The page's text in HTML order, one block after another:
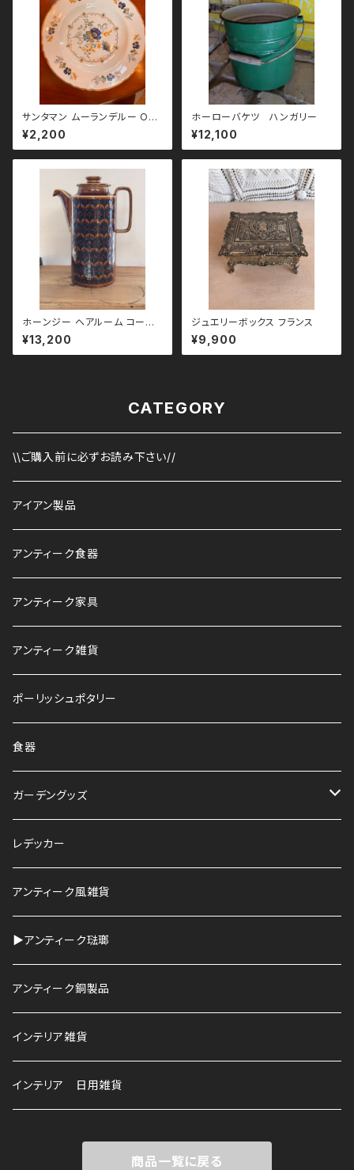
サンタマン ムーランデルー OR
CHIES 1960`s スープ皿
¥2,200
ホーローバケツ ハンガリー
¥12,100
ホーンジー ヘアルーム コーヒ
ーポット エアルーム
¥13,200
ジュエリーボックス フランス
¥9,900
CATEGORY
\\ご購入前に必ずお読み下さい//
アイアン製品
アンティーク食器
アンティーク家具
アンティーク雑貨
ポーリッシュポタリー
食器
ガーデングッズ
鉢
HAWS
レデッカー
アンティーク風雑貨
▶︎アンティーク琺瑯
アンティーク銅製品
インテリア雑貨
インテリア 日用雑貨
商品一覧に戻る